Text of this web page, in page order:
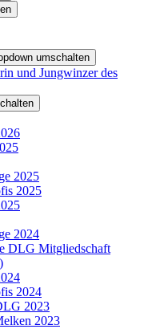
umschalten
und Jungwinzer des
2025
2025
2024
DLG Mitgliedschaft
2024
2023
2023